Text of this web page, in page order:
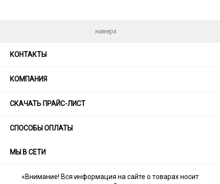
наверх
КОНТАКТЫ
КОМПАНИЯ
СКАЧАТЬ ПРАЙС-ЛИСТ
СПОСОБЫ ОПЛАТЫ
МЫ В СЕТИ
«Внимание! Вся информация на сайте о товарах носит